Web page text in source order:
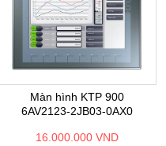
Màn hình KTP 900
6AV2123-2JB03-0AX0
16.000.000 VND